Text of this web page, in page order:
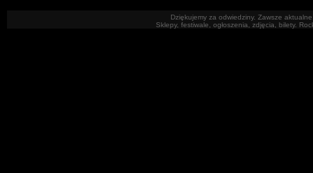
Dziękujemy za odwiedziny. Zawsze
Sklepy, festiwale, ogłoszenia, zdjęcia, bilety.